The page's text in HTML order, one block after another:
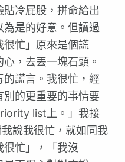
冷屁股，拼命給出
為是的好意。但讀過
很忙」原來是個謊
，去丟一塊石頭。
的謊言。我很忙，經
的更重要的事情要
list上。」我接
說我很忙，就如同我
忙」，「我沒